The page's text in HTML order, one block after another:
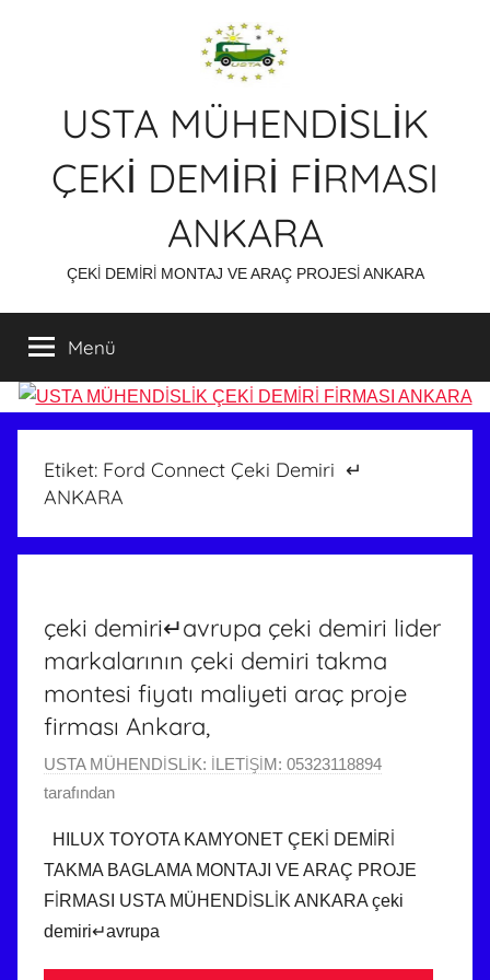
USTA MÜHENDİSLİK
ÇEKİ DEMİRİ FİRMASI
ANKARA
ÇEKİ DEMİRİ MONTAJ VE ARAÇ PROJESİ ANKARA
Menü
Etiket: Ford Connect Çeki Demiri ↵
ANKARA
çeki demiri↵avrupa çeki demiri lider
markalarının çeki demiri takma
montesi fiyatı maliyeti araç proje
firması Ankara,
6
O
k
2
0
USTA MÜHENDİSLİK: İLETİŞİM: 05323118894
tarafından
HILUX TOYOTA KAMYONET ÇEKİ DEMİRİ
TAKMA BAGLAMA MONTAJI VE ARAÇ PROJE
FİRMASI USTA MÜHENDİSLİK ANKARA çeki
demiri↵avrupa